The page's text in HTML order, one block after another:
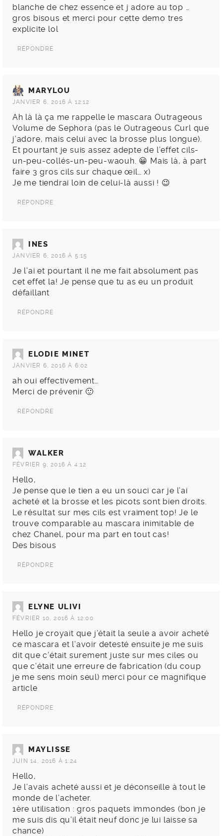
blanche de chez essence et j adore au top …
gros bisous et merci pour cette demo tres
explicite lol
RÉPONDRE
MARYLOU
JANVIER 6, 2016 À 12:12
Ah là là ça me rappelle le mascara Outrageous
Volume de Sephora (pas le Outrageous Curl que
j’adore, mais celui avec la brosse plus longue).
Et pourtant je suis assez adepte de l’effet cils-
un-peu-collés-un-peu-waouh. 😀 Mais là, à part
faire 3 gros cils sur chaque œil… x)
Je me tiendrai loin de celui-là aussi ! 😉
RÉPONDRE
INES
JANVIER 6, 2016 À 5:15
Je l’ai et pourtant il ne me fait absolument pas
cet effet la! Je pense que tu as eu un produit
défaillant
RÉPONDRE
ELODIE MINET
JANVIER 6, 2016 À 6:02
ah oui effectivement…
Merci de prévenir 🙂
RÉPONDRE
WALKER
FÉVRIER 9, 2016 À 4:12
Hello,
Je pense que le tien a eu un souci car je l’ai
acheté et la brosse et les picots sont bien droits.
Le résultat sur mes cils est vraiment top! Je le
trouve comparable au mascara inimitable de
chez Chanel, pour ma part en tout cas!
Des bisous
RÉPONDRE
ELYNE ULIVI
FÉVRIER 10, 2016 À 12:00
Hello je croyait que j’était la seule a avoir acheté
ce mascara et l’avoir detesté ensuite je me suis
dit que c’était surement juste sur mes ciles ou
que c’était une erreure de fabrication (du coup
je me sens moin seul) merci pour ce magnifique
article
RÉPONDRE
MAYLISSE
JUIN 14, 2016 À 1:24
Hello,
Je l’avais acheté aussi et je déconseille à tout le
monde de l’acheter.
1ère utilisation : gros paquets immondes (bon je
me suis dis qu’il était neuf donc je lui laisse sa
chance)